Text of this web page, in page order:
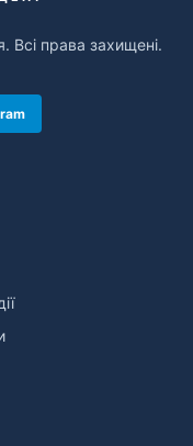
Всі права захищені.